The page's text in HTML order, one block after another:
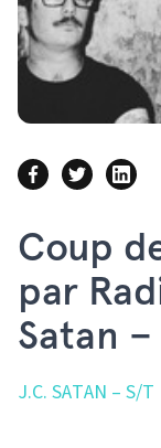
Coup
par
Satan
J.C. SATAN – S/T